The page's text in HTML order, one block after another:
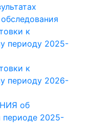
к
периоду 2025-
к
периоду 2026-
об
периоде 2025-